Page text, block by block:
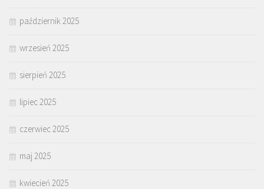
październik 2025
wrzesień 2025
sierpień 2025
lipiec 2025
czerwiec 2025
maj 2025
kwiecień 2025